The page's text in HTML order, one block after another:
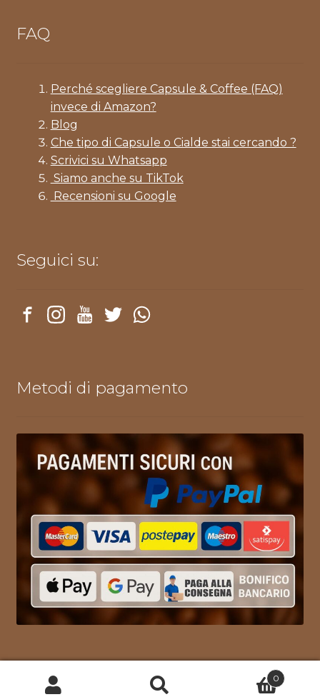
FAQ
Perché scegliere Capsule & Coffee (FAQ)
invece di Amazon?
Blog
Che tipo di Capsule o Cialde stai cercando ?
Scrivici su Whatsapp
Siamo anche su TikTok
Recensioni su Google
Seguici su:
Metodi di pagamento
0